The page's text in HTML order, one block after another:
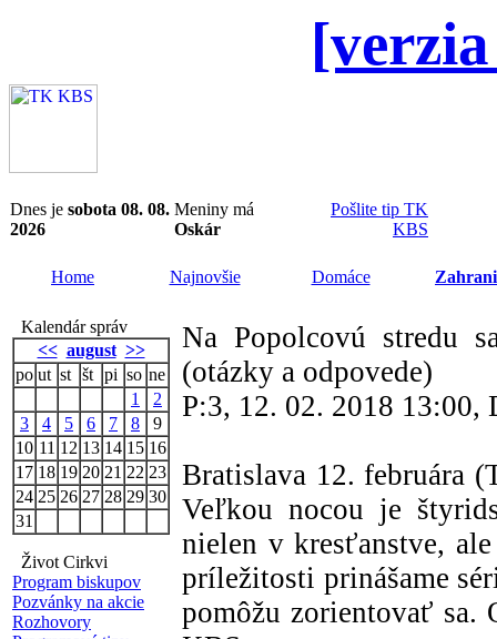
Dnes je sobota 08. 08.
2026
Meniny má
Oskár
Pošlite tip TK
KBS
Home Najnovšie Domáce
Kalendár správ
<< august >>
po ut st št pi so ne
1
2
3
4 5 6 7 8
9
10 11 12 13 14 15 16
17 18 19 20 21 22 23
24 25 26 27 28 29 30
31
Život Cirkvi
Program biskupov
Pozvánky na akcie
Rozhovory
Na Popolcovú stredu
(otázky a odpovede)
P:3, 12. 02. 2018 13:00,
Bratislava 12. februára
Veľkou nocou je
nielen v kresťanstve,
príležitosti prinášame
pomôžu zorientovať sa.